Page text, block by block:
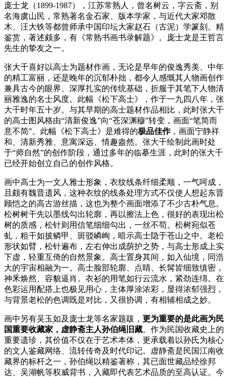
庞士龙（1899-1987），江苏常熟人，曾名树云，字云斋，别
名海虞山民，常熟著名金石家、版本学家，与近代大家邓散
木、汪大铁等都曾师承中国印坛大家赵石（古泥）学篆刻。精
鉴赏，著述颇多，有《常熟书画书录解题》。庞士龙是王哲言
先生的挚友之一。
张大千喜好以高士为题材作画，无论是早年的俊逸秀美、中年
的精工富丽，还是晚年的沉郁朴拙，都令人感慨其人物画创作
兼具古今的眼界、深厚扎实的传统基础，折服于其笔下人物清
丽雅逸的名士风度。此幅《松下高士》，作于一九四八年，张
大千时年五十岁。与其早期的高士题材作品相比，此时张大千
的高士图风格由“清新俊逸”向“苍深渊穆”转变，画面“笔简而
意不简”。此幅《松下高士》是难得的极品佳作，画面宁静祥
和、清新秀雅、意寓深远、情趣盎然。张大千绘制此画时处
于“师自然”的创作阶段，通过多年的临摹生涯，此时的张大千
已经开始创立自己的创作风格。
画中高士为一文人雅士形象，衣纹线条纤细柔顺，一气呵成，
且颇有魏晋遗风，这种衣纹的线条处理方式不仅使人想起东晋
顾恺之的高古游丝描，这也为整个画面增添了不少古朴气息。
松树树干先以墨线勾出轮廓，再以擦法上色，很好的表现出松
树的质感，松针则用信笔细细勾出，一丝不苟。松树宛似苍
虬，粗干如披鳞甲、斑驳嶙峋，暗示高士隐于苍山之中。老松
形状如臂，松针遍布，左右伸出成荫护之势，与高士形成上实
下虚，轻重互倚的自然景象。高士置身其间，如入仙境，同浩
大的宇宙相融为一。高士脸部轮廓、点睛、长髯皆细致缜密，
神釆焕然、容貌逼肖。衣衫的用笔如行云流水，紧劲连绵。在
色彩运用配搭上也极见用心，主体厚涂浓彩，显得浓郁强烈，
与背景老松的色调既是对比，又很协调，有相辅相成之妙。
‌画中另有吴玉如及庞士龙等名家题跋， 更为重要的是此画为民
国重要收藏家，虚静斋主人孙伯绳旧藏。作为民国收藏史上的
重要遗珍，其价值不仅在于艺术本体，更承载着以孙氏为核心
的文人鉴藏网络、流转传奇及时代印记。虚静斋‌是民国江南收
藏界的标杆之一，孙伯绳以精鉴著称，其已面世藏品经徐邦
达、吴湖帆等权威背书，入藏即代表艺术品质的至高认证。今